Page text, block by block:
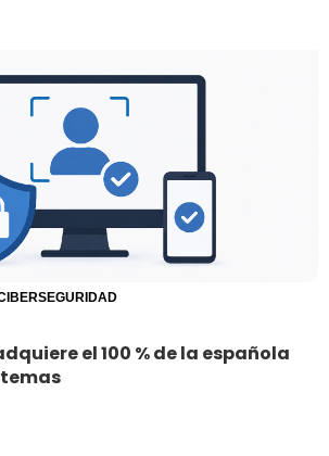
el 100 % de la española